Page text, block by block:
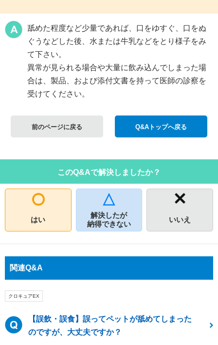
舐めた程度など少量であれば、口をゆすぐ、口をぬ
ぐうなどした後、水または牛乳などをとり様子をみ
て下さい。
異常が見られる場合や大量に飲み込んでしまった場
合は、製品、および添付文書を持って医師の診察を
受けてください。
前のページに戻る Q&Aトップへ戻る
このQ&Aで解決しましたか？
はい
解決したが
納得できない
いいえ
関連Q&A
クロキュアEX
【誤飲・誤食】誤ってペットが舐めてしまった
のですが、大丈夫ですか？